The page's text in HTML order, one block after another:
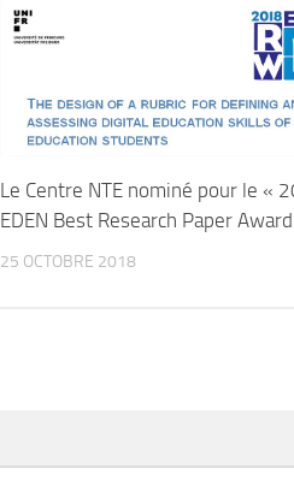
Le Centre NTE nominé pour le «
EDEN Best Research Paper
25 OCTOBRE 2018